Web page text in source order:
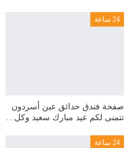
24 ساعة
صفحة فندق حدائق عين أسردون
تتمنى لكم عيد مبارك سعيد وكل…
24 ساعة